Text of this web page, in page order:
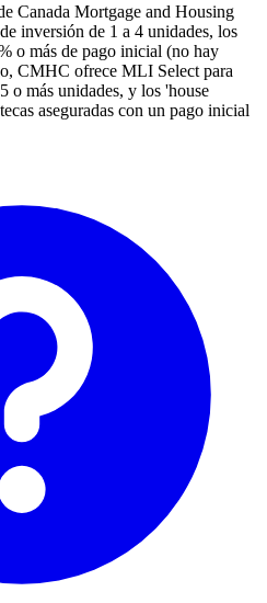
Canada Mortgage and Housing
inversión de 1 a 4 unidades, los
o más de pago inicial (no hay
CMHC ofrece MLI Select para
o más unidades, y los 'house
aseguradas con un pago inicial